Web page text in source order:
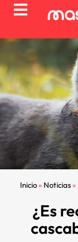
Inicio» Noticias»
¿Es